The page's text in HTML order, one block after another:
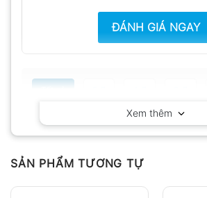
ĐÁNH GIÁ NGAY
Có ảnh
Chưa có đánh giá nào.
Xem thêm
SẢN PHẨM TƯƠNG TỰ